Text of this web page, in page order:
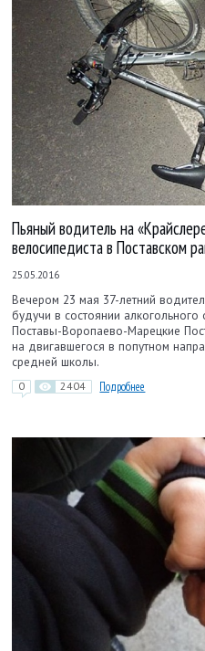
Пьяный водитель на
велосипедиста в Поставском
25.05.2016
Вечером 23 мая 37-летний
будучи в состоянии
Поставы-Воропаево-Марецкие
на двигавшегося в попутном
средней школы.
0 2404 Подробнее